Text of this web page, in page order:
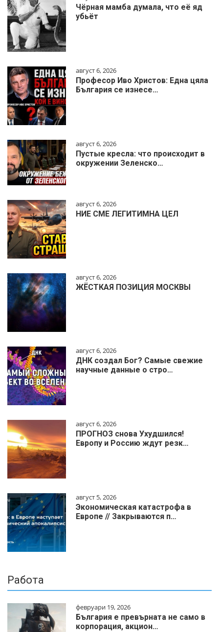
Чёрная мамба думала, что её яд
убьёт
август 6, 2026
Професор Иво Христов: Една цяла
България се изнесе…
август 6, 2026
Пустые кресла: что происходит в
окружении Зеленско…
август 6, 2026
НИЕ СМЕ ЛЕГИТИМНА ЦЕЛ
август 6, 2026
ЖЁСТКАЯ ПОЗИЦИЯ МОСКВЫ
август 6, 2026
ДНК создал Бог? Самые свежие
научные данные о стро…
август 6, 2026
ПРОГНОЗ снова Ухудшился!
Европу и Россию ждут резк…
август 5, 2026
Экономическая катастрофа в
Европе // Закрываются п…
Работа
февруари 19, 2026
България е превърната не само в
корпорация, акцион…